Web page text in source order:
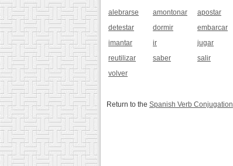
alebrarse amontonar apostar
detestar
dormir embarcar
imantar
ir jugar
reutilizar
saber salir
volver
Return to the Spanish Verb Conjugation